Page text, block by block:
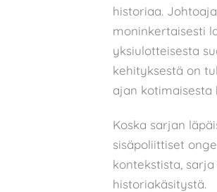
historiaa.
moninkertaisesti
yksiulotteisesta
kehityksestä on
ajan kotimaisesta
Koska sarjan
sisäpoliittiset
kontekstista,
historiakäsitystä.